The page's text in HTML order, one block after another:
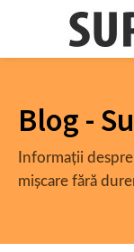
Blog -
Informații
mișcare fără